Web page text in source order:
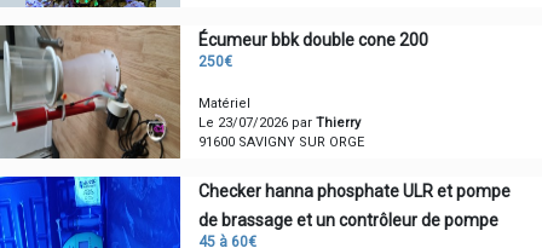
Écumeur bbk double cone 200
250€
Matériel
Le 23/07/2026 parThierry
91600 SAVIGNY SUR ORGE
Checker hanna phosphate ULR et pompe
de brassage et un contrôleur de pompe
45 à 60€